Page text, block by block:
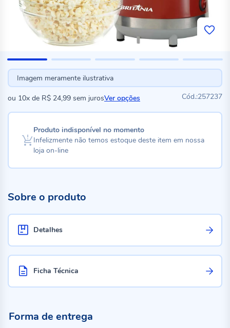
Imagem meramente ilustrativa
257237
ou 10x de R$ 24,99 sem jurosVer opções
Produto indisponível no momento
Infelizmente não temos estoque deste item em nossa
loja on-line
Sobre o produto
Detalhes
Ficha Técnica
Forma de entrega